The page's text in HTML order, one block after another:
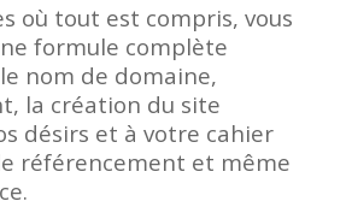
où tout est compris, vous
formule complète
nom de domaine,
la création du site
désirs et à votre cahier
référencement et même